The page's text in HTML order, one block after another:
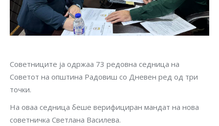
Советниците ја одржаа 73 редовна седница на
Советот на општина Радовиш со Дневен ред од три
точки.
На оваа седница беше верифициран мандат на нова
советничка Светлана Василева.